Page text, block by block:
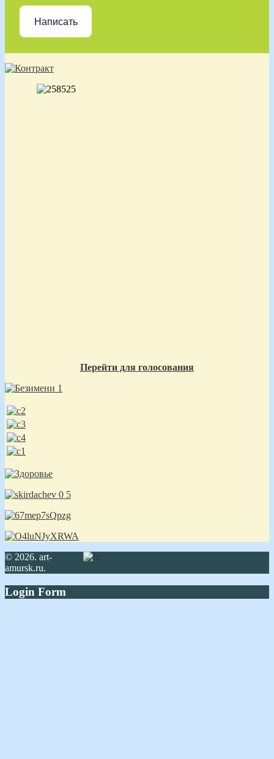
Написать
Перейти для голосования
© 2026. art-
amursk.ru.
Login Form